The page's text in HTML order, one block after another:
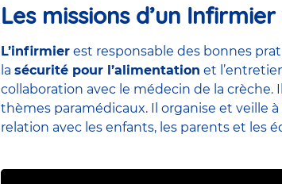
Les missions d’un
L’infirmier est responsable des bonnes
la sécurité pour l’alimentation et
collaboration avec le médecin de la crèche.
thèmes paramédicaux. Il organise et veille à
relation avec les enfants, les parents et les